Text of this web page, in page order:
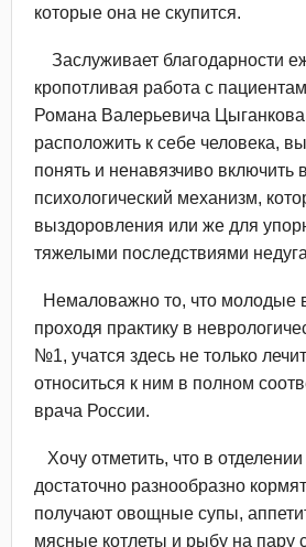
которые она не скупится.
Заслуживает благодарности
кропотливая работа с
Романа Валерьевича
расположить к себе человека,
понять и ненавязчиво включить
психологический механизм,
выздоровления или же для
тяжелыми последствиями
Немаловажно то, что молодые
проходя практику в
№1, учатся здесь не только
относиться к ним в полном
врача России.
Хочу отметить, что в отделении
достаточно разнообразно
получают овощные супы,
мясные котлеты и рыбу на пару